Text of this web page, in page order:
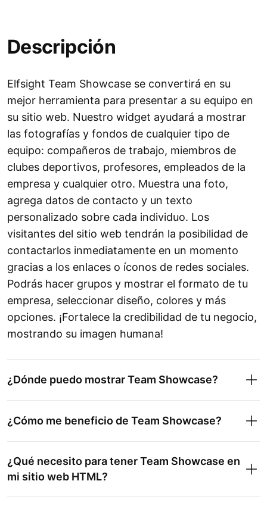
Descripción
Elfsight Team Showcase se convertirá en su
mejor herramienta para presentar a su equipo en
su sitio web. Nuestro widget ayudará a mostrar
las fotografías y fondos de cualquier tipo de
equipo: compañeros de trabajo, miembros de
clubes deportivos, profesores, empleados de la
empresa y cualquier otro. Muestra una foto,
agrega datos de contacto y un texto
personalizado sobre cada individuo. Los
visitantes del sitio web tendrán la posibilidad de
contactarlos inmediatamente en un momento
gracias a los enlaces o íconos de redes sociales.
Podrás hacer grupos y mostrar el formato de tu
empresa, seleccionar diseño, colores y más
opciones. ¡Fortalece la credibilidad de tu negocio,
mostrando su imagen humana!
¿Dónde puedo mostrar Team Showcase?
¿Cómo me beneficio de Team Showcase?
¿Qué necesito para tener Team Showcase en
mi sitio web HTML?